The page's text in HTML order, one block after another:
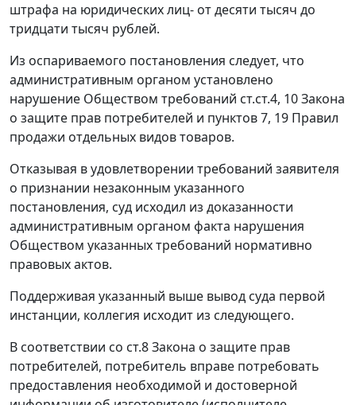
штрафа на юридических лиц- от десяти тысяч до
тридцати тысяч рублей.
Из оспариваемого постановления следует, что
административным органом установлено
нарушение Обществом требований ст.ст.4, 10Закона
о защите прав потребителей и пунктов 7, 19 Правил
продажи отдельных видов товаров.
Отказывая в удовлетворении требований заявителя
о признании незаконным указанного
постановления, суд исходил из доказанности
административным органом факта нарушения
Обществом указанных требований нормативно
правовых актов.
Поддерживая указанный выше вывод суда первой
инстанции, коллегия исходит из следующего.
В соответствии со ст.8Закона о защите прав
потребителей, потребитель вправе потребовать
предоставления необходимой и достоверной